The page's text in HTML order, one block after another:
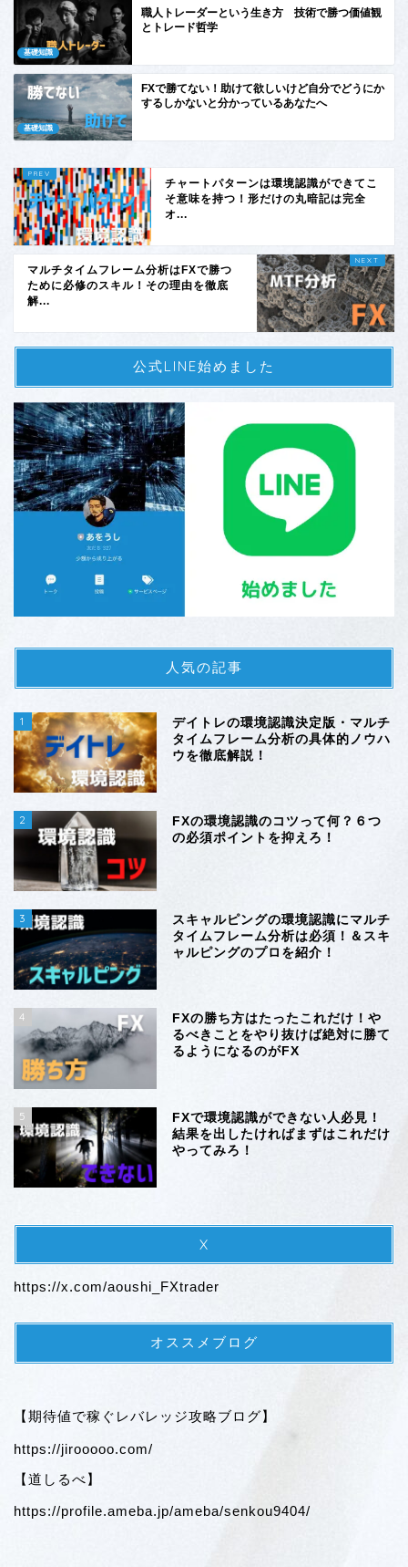
基礎知識
職人トレーダーという生き方 技術で勝つ価値観
とトレード哲学
基礎知識
FXで勝てない！助けて欲しいけど自分でどうにか
するしかないと分かっているあなたへ
チャートパターンは環境認識ができてこ
そ意味を持つ！形だけの丸暗記は完全
オ...
マルチタイムフレーム分析はFXで勝つ
ために必修のスキル！その理由を徹底
解...
公式LINE始めました
人気の記事
1
デイトレの環境認識決定版・マルチ
タイムフレーム分析の具体的ノウハ
ウを徹底解説！
2
FXの環境認識のコツって何？６つ
の必須ポイントを抑えろ！
3
スキャルピングの環境認識にマルチ
タイムフレーム分析は必須！＆スキ
ャルピングのプロを紹介！
4
FXの勝ち方はたったこれだけ！や
るべきことをやり抜けば絶対に勝て
るようになるのがFX
5
FXで環境認識ができない人必見！
結果を出したければまずはこれだけ
やってみろ！
X
https://x.com/aoushi_FXtrader
オススメブログ
【期待値で稼ぐレバレッジ攻略ブログ】
https://jirooooo.com/
【道しるべ】
https://profile.ameba.jp/ameba/senkou9404/